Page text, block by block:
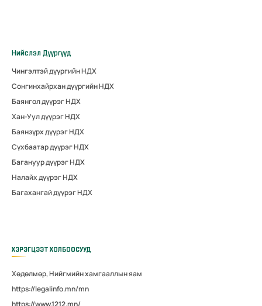
Нийслэл Дүүргүүд
Чингэлтэй дүүргийн НДХ
Сонгинхайрхан дүүргийн НДХ
Баянгол дүүрэг НДХ
Хан-Уул дүүрэг НДХ
Баянзүрх дүүрэг НДХ
Сүхбаатар дүүрэг НДХ
Багануур дүүрэг НДХ
Налайх дүүрэг НДХ
Багахангай дүүрэг НДХ
ХЭРЭГЦЭЭТ ХОЛБООСУУД
Хөдөлмөр, Нийгмийн хамгааллын яам
https://legalinfo.mn/mn
https://www.1212.mn/